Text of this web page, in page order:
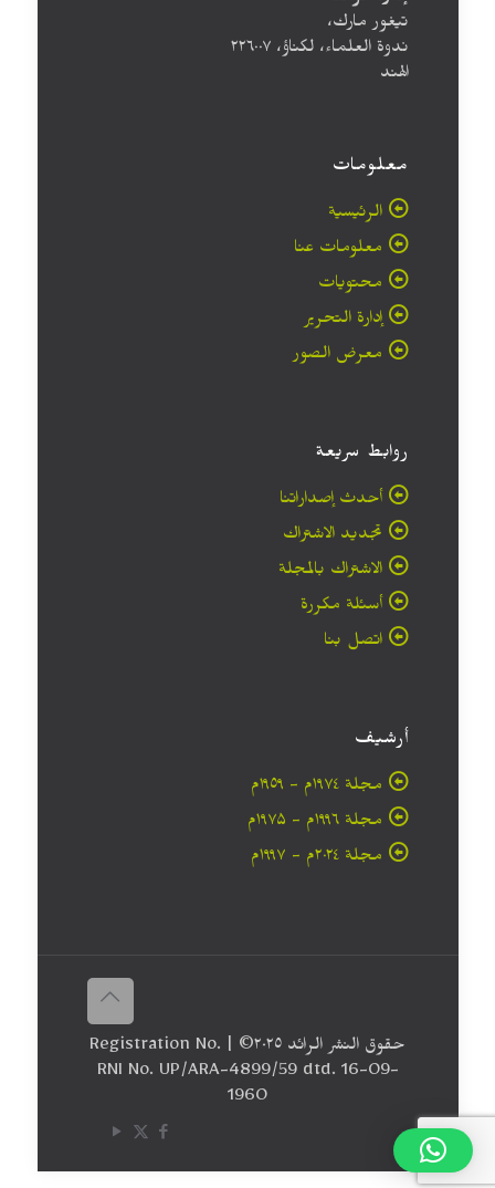
تيغور مارك،
ندوة العلماء، لكناؤ، ۲۲٦۰۰۷
الهند
معلومات
الرئيسية
معلومات عنا
محتويات
إدارة التحرير
معرض الصور
روابط سريعة
أحدث إصداراتنا
تجديد الاشتراك
الاشتراك بالمجلة
أسئلة مكررة
اتصل بنا
أرشيف
مجلة ۱۹۷٤م - ١٩٥٩م
مجلة ۱۹۹٦م - ۱۹۷۵م
مجلة ۲۰۲٤م - ۱۹۹۷م
حقوق النشر الرائد ٢٠۲٥© | Registration No.
RNI No. UP/ARA-4899/59 dtd. 16-09-
1960